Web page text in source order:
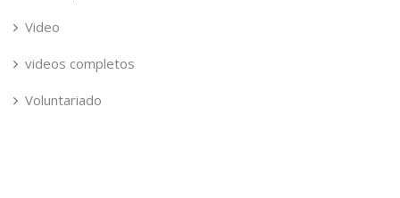
Video
videos completos
Voluntariado